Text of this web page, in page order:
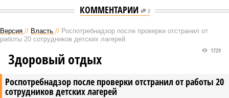
КОММЕНТАРИИ 0
Версия // Власть // Роспотребнадзор после проверки отстранил от
работы 20 сотрудников детских лагерей
Роспотребнадзор после проверки отстранил от работы 20
сотрудников детских лагерей
1729
Здоровый отдых